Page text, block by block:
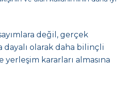
değil, gerçek
dayalı olarak daha bilinçli
yerleşim kararları almasına